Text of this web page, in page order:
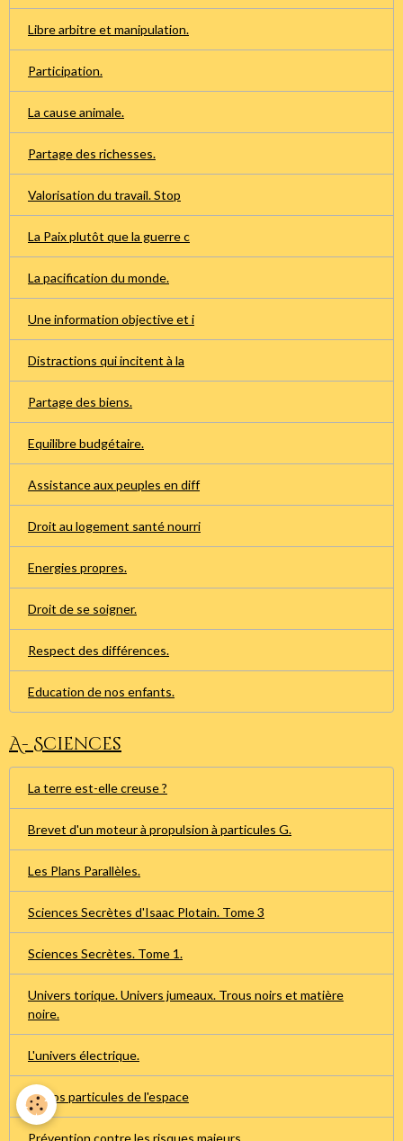
Libre arbitre et manipulation.
Participation.
La cause animale.
Partage des richesses.
Valorisation du travail. Stop
La Paix plutôt que la guerre c
La pacification du monde.
Une information objective et i
Distractions qui incitent à la
Partage des biens.
Equilibre budgétaire.
Assistance aux peuples en diff
Droit au logement santé nourri
Energies propres.
Droit de se soigner.
Respect des différences.
Education de nos enfants.
A- Sciences
La terre est-elle creuse ?
Brevet d'un moteur à propulsion à particules G.
Les Plans Parallèles.
Sciences Secrètes d'Isaac Plotain. Tome 3
Sciences Secrètes. Tome 1.
Univers torique. Univers jumeaux. Trous noirs et matière
noire.
L'univers électrique.
Micros particules de l'espace